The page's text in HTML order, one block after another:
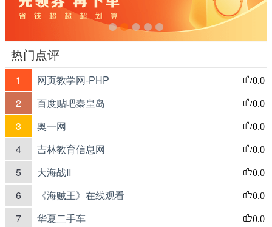
热门点评
1 网页教学网-PHP 0.0
2 百度贴吧秦皇岛 0.0
3 奥一网 0.0
4 吉林教育信息网 0.0
5 大海战II 0.0
6 《海贼王》在线观看 0.0
7 华夏二手车 0.0